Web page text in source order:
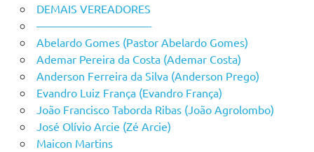
DEMAIS VEREADORES
——————————-
Abelardo Gomes (Pastor Abelardo Gomes)
Ademar Pereira da Costa (Ademar Costa)
Anderson Ferreira da Silva (Anderson Prego)
Evandro Luiz França (Evandro França)
João Francisco Taborda Ribas (João Agrolombo)
José Olívio Arcie (Zé Arcie)
Maicon Martins